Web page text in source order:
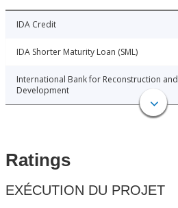
IDA Credit
IDA Shorter Maturity Loan (SML)
International Bank for Reconstruction and
Development
Ratings
EXÉCUTION DU PROJET